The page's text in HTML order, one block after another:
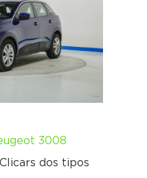
3008
dos tipos